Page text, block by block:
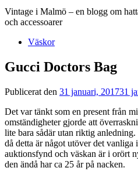
Vintage i Malmö – en blogg om
och accessoarer
Väskor
Gucci Doctors Bag
Publicerat den 31 januari, 201731
Det var tänkt som en present från
omständigheter gjorde att
lite bara sådär utan riktig
då detta är något utöver det
auktionsfynd och väskan är i orört
den ändå har ca 25 år på nacken.